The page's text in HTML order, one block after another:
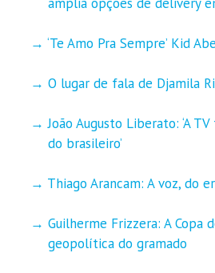
‘Te Amo Pra Sempre’ Kid
O lugar de fala de Djamila
João Augusto Liberato: ‘A
do brasileiro’
Thiago Arancam: A voz, do
Guilherme Frizzera: A Copa
geopolítica do gramado